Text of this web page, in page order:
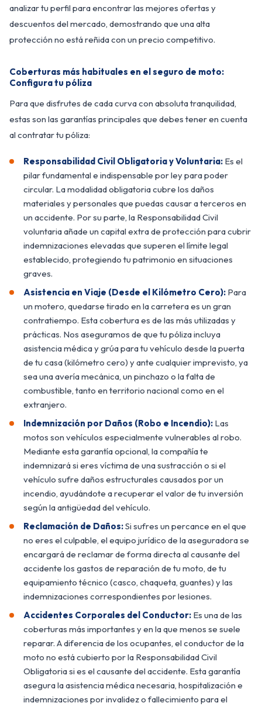
analizar tu perfil para encontrar las mejores ofertas y
descuentos del mercado, demostrando que una alta
protección no está reñida con un precio competitivo.
Coberturas más habituales en el seguro de moto:
Configura tu póliza
Para que disfrutes de cada curva con absoluta tranquilidad,
estas son las garantías principales que debes tener en cuenta
al contratar tu póliza:
Responsabilidad Civil Obligatoria y Voluntaria: Es el
pilar fundamental e indispensable por ley para poder
circular. La modalidad obligatoria cubre los daños
materiales y personales que puedas causar a terceros en
un accidente. Por su parte, la Responsabilidad Civil
voluntaria añade un capital extra de protección para cubrir
indemnizaciones elevadas que superen el límite legal
establecido, protegiendo tu patrimonio en situaciones
graves.
Asistencia en Viaje (Desde el Kilómetro Cero): Para
un motero, quedarse tirado en la carretera es un gran
contratiempo. Esta cobertura es de las más utilizadas y
prácticas. Nos aseguramos de que tu póliza incluya
asistencia médica y grúa para tu vehículo desde la puerta
de tu casa (kilómetro cero) y ante cualquier imprevisto, ya
sea una avería mecánica, un pinchazo o la falta de
combustible, tanto en territorio nacional como en el
extranjero.
Indemnización por Daños (Robo e Incendio): Las
motos son vehículos especialmente vulnerables al robo.
Mediante esta garantía opcional, la compañía te
indemnizará si eres víctima de una sustracción o si el
vehículo sufre daños estructurales causados por un
incendio, ayudándote a recuperar el valor de tu inversión
según la antigüedad del vehículo.
Reclamación de Daños:Si sufres un percance en el que
no eres el culpable, el equipo jurídico de la aseguradora se
encargará de reclamar de forma directa al causante del
accidente los gastos de reparación de tu moto, de tu
equipamiento técnico (casco, chaqueta, guantes) y las
indemnizaciones correspondientes por lesiones.
Accidentes Corporales del Conductor: Es una de las
coberturas más importantes y en la que menos se suele
reparar. A diferencia de los ocupantes, el conductor de la
moto no está cubierto por la Responsabilidad Civil
Obligatoria si es el causante del accidente. Esta garantía
asegura la asistencia médica necesaria, hospitalización e
indemnizaciones por invalidez o fallecimiento para el